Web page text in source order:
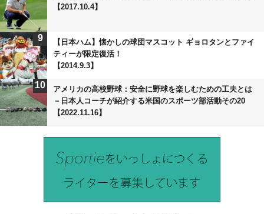
【2017.10.4】
9
【日本ハム】懐かしの球団マスコット ギョロタンとファイ
ティーが限定復活！
【2014.9.3】
10
アメリカの高校野球：安全に野球を楽しむための工夫とは
－日本人コーチが紹介する米国のスポーツ部活動その20
【2022.11.16】